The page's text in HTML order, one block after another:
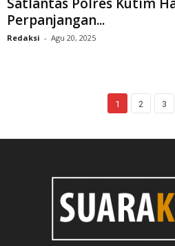
Perpanjangan...
Redaksi - Agu 20, 2025
1 2 3